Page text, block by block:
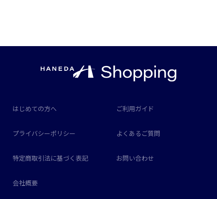
はじめての方へ ご利用ガイド
プライバシーポリシー よくあるご質問
特定商取引法に基づく表記 お問い合わせ
会社概要